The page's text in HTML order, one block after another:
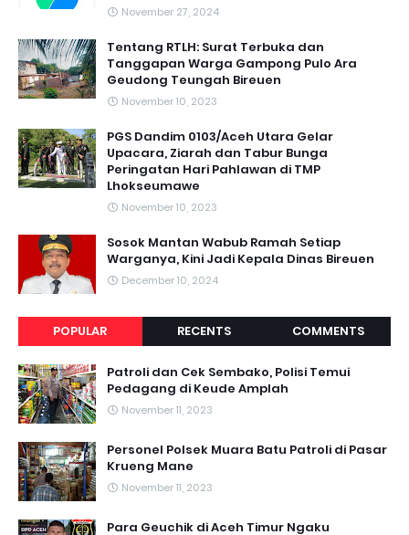
November 27, 2024
Tentang RTLH: Surat Terbuka dan
Tanggapan Warga Gampong Pulo Ara
Geudong Teungah Bireuen
November 10, 2023
PGS Dandim 0103/Aceh Utara Gelar
Upacara, Ziarah dan Tabur Bunga
Peringatan Hari Pahlawan di TMP
Lhokseumawe
November 10, 2023
Sosok Mantan Wabub Ramah Setiap
Warganya, Kini Jadi Kepala Dinas Bireuen
December 10, 2024
POPULAR RECENTS COMMENTS
Patroli dan Cek Sembako, Polisi Temui
Pedagang di Keude Amplah
November 11, 2023
Personel Polsek Muara Batu Patroli di Pasar
Krueng Mane
November 11, 2023
Para Geuchik di Aceh Timur Ngaku